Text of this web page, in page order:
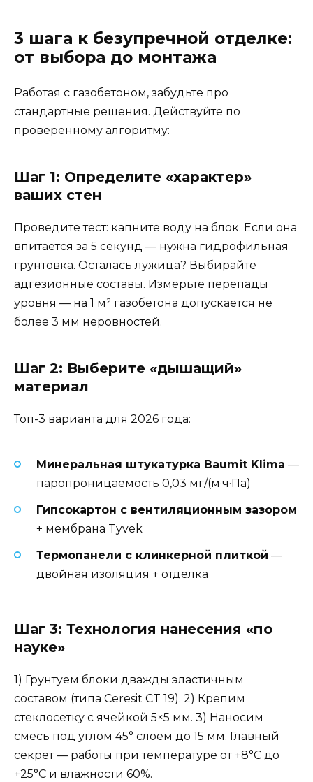
3 шага к безупречной отделке:
от выбора до монтажа
Работая с газобетоном, забудьте про
стандартные решения. Действуйте по
проверенному алгоритму:
Шаг 1: Определите «характер»
ваших стен
Проведите тест: капните воду на блок. Если она
впитается за 5 секунд — нужна гидрофильная
грунтовка. Осталась лужица? Выбирайте
адгезионные составы. Измерьте перепады
уровня — на 1 м² газобетона допускается не
более 3 мм неровностей.
Шаг 2: Выберите «дышащий»
материал
Топ-3 варианта для 2026 года:
Минеральная штукатурка Baumit Klima —
паропроницаемость 0,03 мг/(м·ч·Па)
Гипсокартон с вентиляционным зазором
+ мембрана Tyvek
Термопанели с клинкерной плиткой —
двойная изоляция + отделка
Шаг 3: Технология нанесения «по
науке»
1) Грунтуем блоки дважды эластичным
составом (типа Ceresit CT 19). 2) Крепим
стеклосетку с ячейкой 5×5 мм. 3) Наносим
смесь под углом 45° слоем до 15 мм. Главный
секрет — работы при температуре от +8°С до
+25°С и влажности 60%.